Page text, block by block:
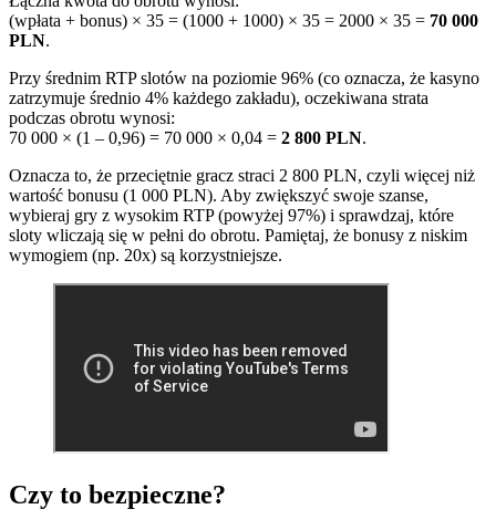
(wpłata + bonus) × 35 = (1000 + 1000) × 35 = 2000 × 35 = 70 000
PLN.
Przy średnim RTP slotów na poziomie 96% (co oznacza, że kasyno
zatrzymuje średnio 4% każdego zakładu), oczekiwana strata
podczas obrotu wynosi:
70 000 × (1 – 0,96) = 70 000 × 0,04 = 2 800 PLN.
Oznacza to, że przeciętnie gracz straci 2 800 PLN, czyli więcej niż
wartość bonusu (1 000 PLN). Aby zwiększyć swoje szanse,
wybieraj gry z wysokim RTP (powyżej 97%) i sprawdzaj, które
sloty wliczają się w pełni do obrotu. Pamiętaj, że bonusy z niskim
wymogiem (np. 20x) są korzystniejsze.
Czy to bezpieczne?